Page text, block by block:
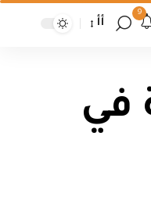
9
أأ
في